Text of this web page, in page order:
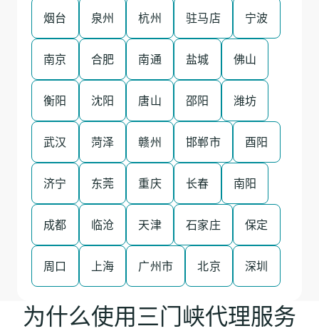
烟台 泉州 杭州 驻马店 宁波
南京 合肥 南通 盐城 佛山
衡阳 沈阳 唐山 邵阳 潍坊
武汉 菏泽 赣州 邯郸市 酉阳
济宁 东莞 重庆 长春 南阳
成都 临沧 天津 石家庄 保定
周口 上海 广州市 北京 深圳
为什么使用三门峡代理服务